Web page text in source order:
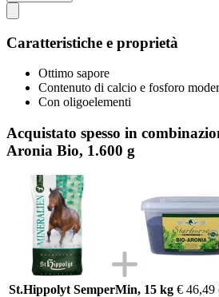
Caratteristiche e proprietà
Ottimo sapore
Contenuto di calcio e fosforo
Con oligoelementi
Acquistato spesso in
Aronia Bio, 1.600 g
St.Hippolyt SemperMin, 15 kg € 46,49